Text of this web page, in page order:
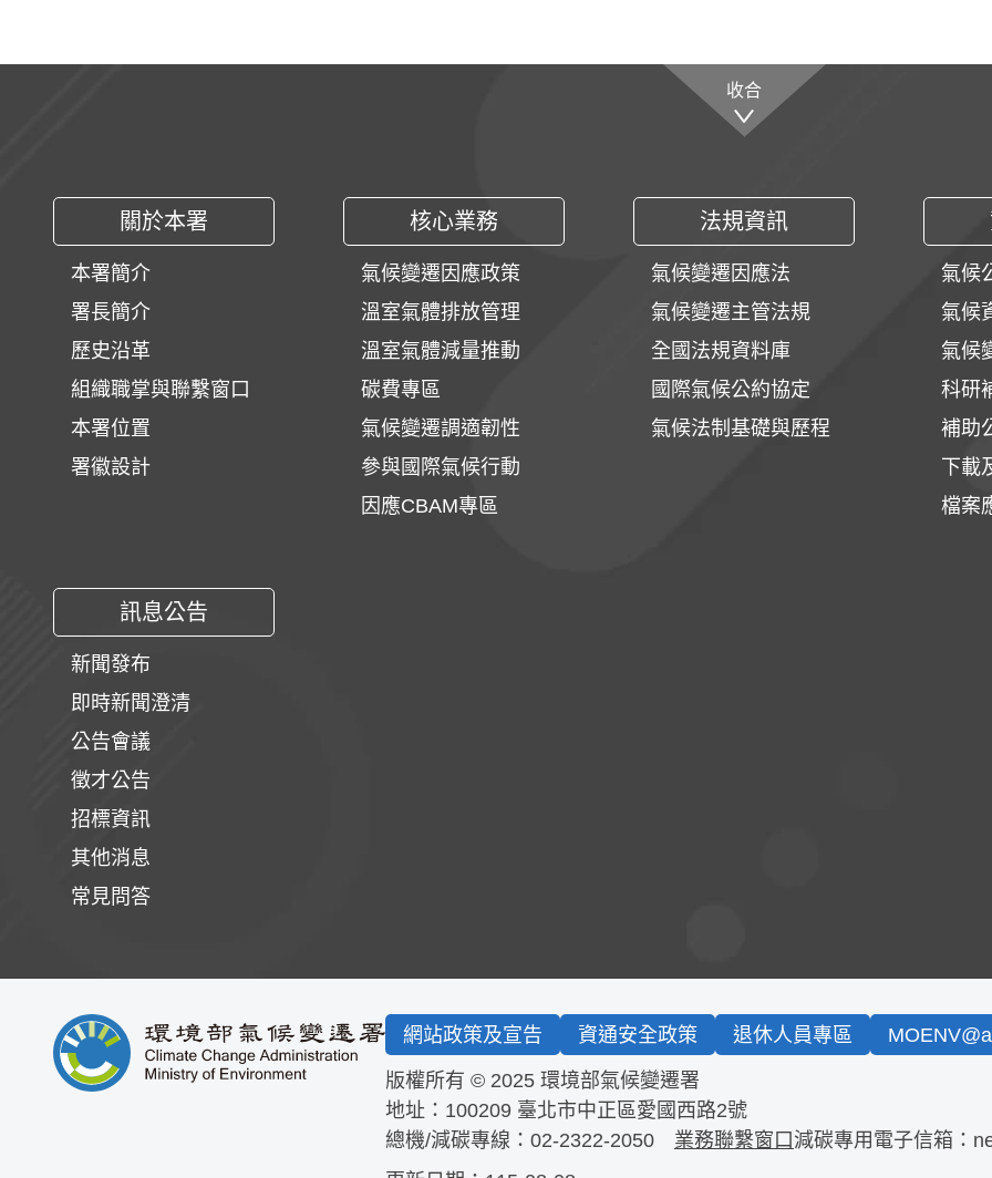
收合
關於本署
本署簡介
署長簡介
歷史沿革
組織職掌與聯繫窗口
本署位置
署徽設計
核心業務
氣候變遷因應政策
溫室氣體排放管理
溫室氣體減量推動
碳費專區
氣候變遷調適韌性
參與國際氣候行動
因應CBAM專區
法規資訊
氣候變遷因應法
氣候變遷主管法規
全國法規資料庫
國際氣候公約協定
氣候法制基礎與歷程
氣候
氣候
氣候
科研
補助
下載
檔案
訊息公告
新聞發布
即時新聞澄清
公告會議
徵才公告
招標資訊
其他消息
常見問答
網站政策及宣告 資通安全政策 退休人員專區
版權所有 © 2025 環境部氣候變遷署
地址：100209 臺北市中正區愛國西路2號
總機/減碳專線： 02-2322-2050 業務聯繫窗口 減碳專用電子信箱：